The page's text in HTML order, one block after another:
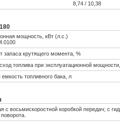
8,74 / 10,38
мощность, кВт (л.с.)
запаса крутящего момента, %
топлива при эксплуатационной
топливного бака, л
с восьмискоростной коробкой передач; с